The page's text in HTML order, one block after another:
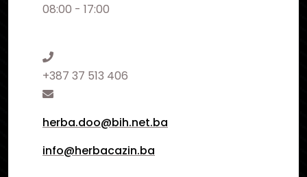
08:00 - 17:00
+387 37 513 406
herba.doo@bih.net.ba
info@herbacazin.ba